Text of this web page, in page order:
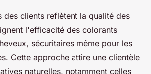
des clients reflètent la qualité des
l'efficacité des colorants
sécuritaires même pour les
Cette approche attire une clientèle
naturelles, notamment celles